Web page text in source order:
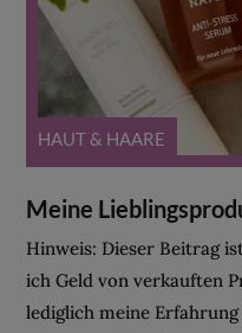
HAUT & HAARE
Meine
Hinweis: Dieser Beitrag
ich Geld von verkauften
lediglich meine